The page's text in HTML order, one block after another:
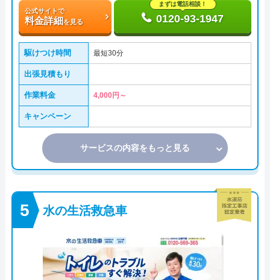
公式サイトで
料金詳細を見る
まずは電話相談！
0120-93-1947
駆けつけ時間 最短30分
出張見積もり
作業料金 4,000円～
キャンペーン
サービスの内容をもっと見る
水の生活救急車